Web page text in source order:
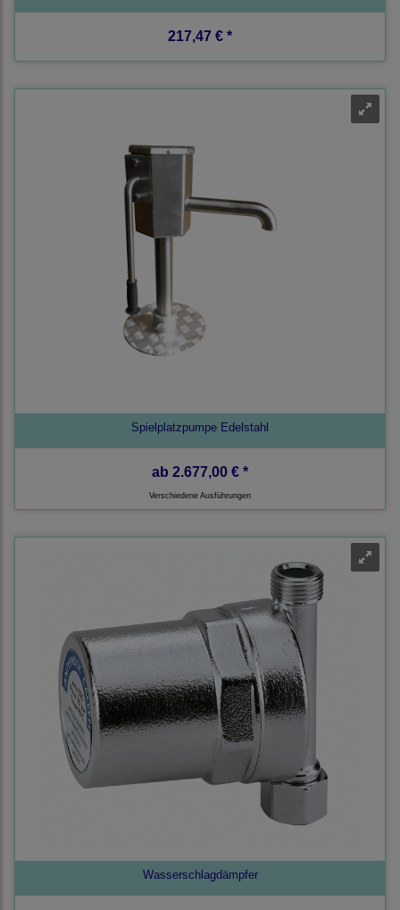
217,47 € *
Spielplatzpumpe Edelstahl
ab 2.677,00 € *
Verschiedene Ausführungen
Wasserschlagdämpfer